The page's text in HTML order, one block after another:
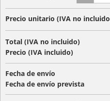
Precio unitario (IVA no
Total (IVA no incluido)
Precio (IVA incluido)
Fecha de envío
Fecha de envío prevista